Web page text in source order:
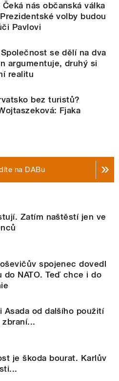
nás občanská válka
volby budou
Pavlovi
se dělí na dva
argumentuje, druhý si
realitu
bez turistů?
Fjaka
na DABu
Zatím naštěstí jen ve
spojenec dovedl
do NATO. Teď chce i do
Asada od dalšího použití
je škoda bourat. Karlův